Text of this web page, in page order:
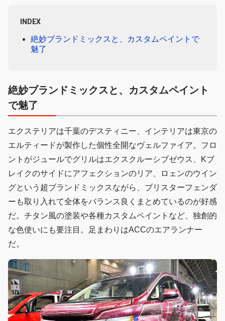
INDEX
絶妙ブランドミックスと、カスタムペイントで
魅了
絶妙ブランドミックスと、カスタムペイント
で魅了
エクステリアは千葉のデスティニー、インテリアは東京の
エルティードが製作した個性全開なヴェルファイア。フロ
ントがジュールでグリルはエクスクルーシブゼウス、Kブ
レイクのサイドにアフェクションのリア、ロェンのウイン
グという超ブランドミックスながら、ブリスターフェンダ
ーも取り入れて全体をバランス良くまとめているのが好感
だ。チタン風の塗装や各種カスタムペイントなど、独創的
な色使いにも要注目。足まわりはACCのエアランナー
だ。